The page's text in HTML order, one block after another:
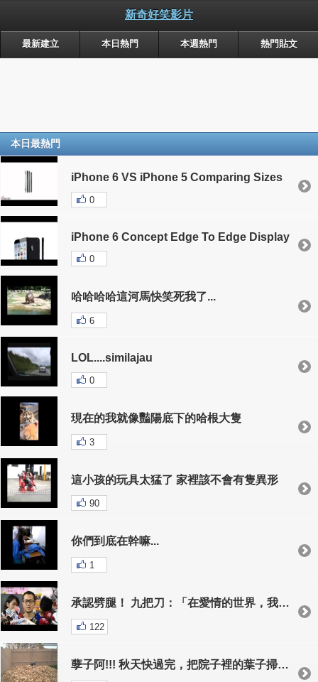
新奇好笑影片
最新建立 本日熱門 本週熱門 熱門貼文
本日最熱門
iPhone 6 VS iPhone 5 Comparing Sizes
0
iPhone 6 Concept Edge To Edge Display
0
哈哈哈哈這河馬快笑死我了...
6
LOL....similajau
0
現在的我就像豔陽底下的哈根大隻
3
這小孩的玩具太猛了 家裡該不會有隻異形
90
你們到底在幹嘛...
1
承認劈腿！ 九把刀：「在愛情的世界，我不是個好人」
122
孽子阿!!! 秋天快過完，把院子裡的葉子掃一掃堆積起來，結果哈士奇這兔崽子竟然給我幹這蠢事！